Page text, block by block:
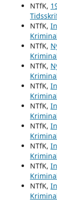
NTfK,
NTfK,
NTfK,
NTfK,
NTfK,
NTfK,
NTfK,
NTfK,
NTfK,
NTfK,